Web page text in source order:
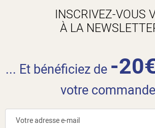
INSCRIVEZ-VOUS
À LA
... Et bénéficiez de -
votre